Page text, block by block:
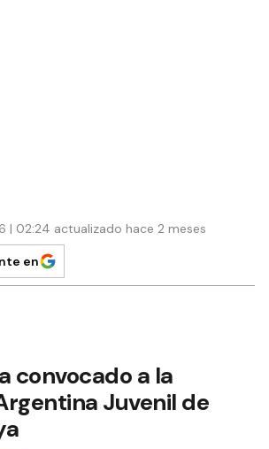
| 02:24 actualizado hace 2 meses
en
convocado a la
Juvenil de